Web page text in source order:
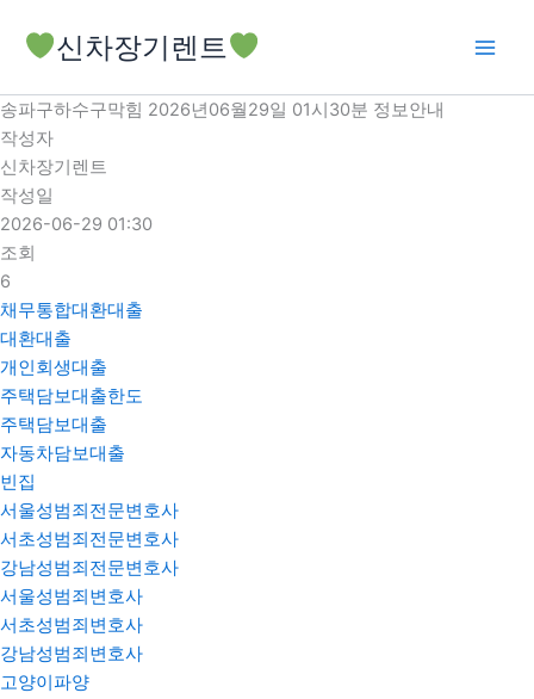
로
건
너
뛰
기
신차장기렌트
송파구하수구막힘 2026년06월29일 01시30분 정보안내
작성자
신차장기렌트
작성일
2026-06-29 01:30
조회
6
채무통합대환대출
대환대출
개인회생대출
주택담보대출한도
주택담보대출
자동차담보대출
빈집
서울성범죄전문변호사
서초성범죄전문변호사
강남성범죄전문변호사
서울성범죄변호사
서초성범죄변호사
강남성범죄변호사
고양이파양